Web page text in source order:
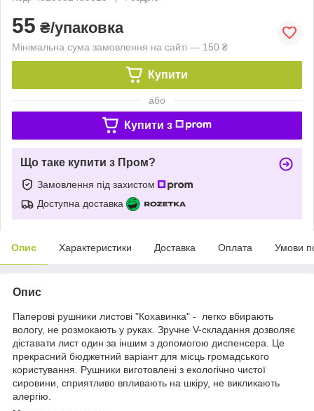
55 ₴/упаковка
Мінімальна сума замовлення на сайті — 150 ₴
Купити
або
Купити з
Що таке купити з Пром?
Замовлення під захистом
Доступна доставка
Опис Характеристики Доставка Оплата Умови
Опис
Паперові рушники листові "Кохавинка" - легко вбирають
вологу, не розмокають у руках. Зручне V-складання дозволяє
діставати лист один за іншим з допомогою диспенсера. Це
прекрасний бюджетний варіант для місць громадського
користування. Рушники виготовлені з екологічно чистої
сировини, сприятливо впливають на шкіру, не викликають
алергію.